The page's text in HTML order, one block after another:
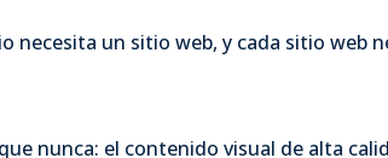
necesita un sitio web, y cada sitio web
nunca: el contenido visual de alta